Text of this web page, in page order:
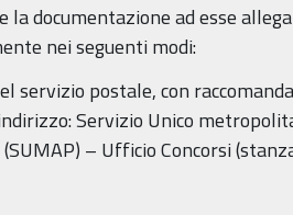
la documentazione ad esse
nei seguenti modi:
servizio postale, con
Servizio Unico
– Ufficio Concorsi